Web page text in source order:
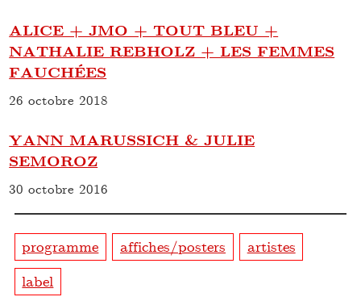
ALICE + JMO + TOUT BLEU +
NATHALIE REBHOLZ + LES FEMMES
FAUCHÉES
26 octobre 2018
YANN MARUSSICH & JULIE
SEMOROZ
30 octobre 2016
programme affiches/posters
artistes
label